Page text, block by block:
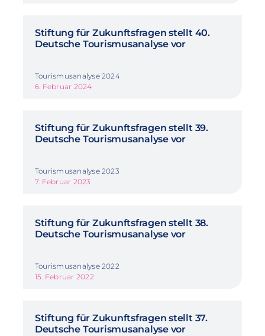
Stiftung für Zukunftsfragen stellt 40.
Deutsche Tourismusanalyse vor
Tourismusanalyse 2024
6. Februar 2024
Stiftung für Zukunftsfragen stellt 39.
Deutsche Tourismusanalyse vor
Tourismusanalyse 2023
7. Februar 2023
Stiftung für Zukunftsfragen stellt 38.
Deutsche Tourismusanalyse vor
Tourismusanalyse 2022
15. Februar 2022
Stiftung für Zukunftsfragen stellt 37.
Deutsche Tourismusanalyse vor